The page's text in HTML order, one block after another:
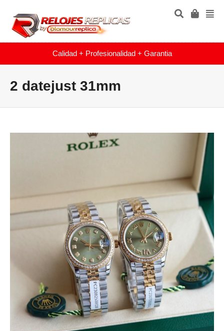
Calidad + Profesionalidad + Garantia
2 datejust 31mm